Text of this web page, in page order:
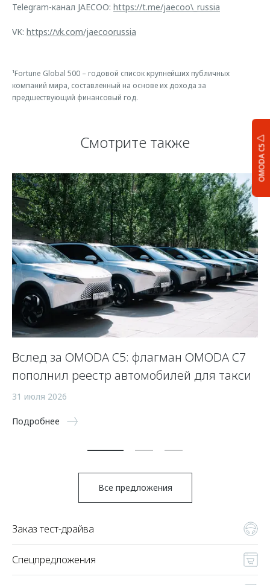
OMODA C5
Telegram-канал JAECOO: https://t.me/jaecoo\_russia
VK: https://vk.com/jaecoorussia
¹Fortune Global 500 – годовой список крупнейших публичных
компаний мира, составленный на основе их дохода за
предшествующий финансовый год.
Смотрите также
Вслед за OMODA C5: флагман OMODA C7
пополнил реестр автомобилей для такси
31 июля 2026
Подробнее
Все предложения
Заказ тест-драйва
Спецпредложения